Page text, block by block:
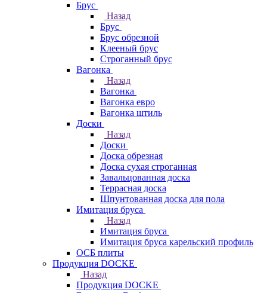
Брус
Назад
Брус
Брус обрезной
Клееный брус
Строганный брус
Вагонка
Назад
Вагонка
Вагонка евро
Вагонка штиль
Доски
Назад
Доски
Доска обрезная
Доска сухая строганная
Завальцованная доска
Террасная доска
Шпунтованная доска для пола
Имитация бруса
Назад
Имитация бруса
Имитация бруса карельский профиль
ОСБ плиты
Продукция DOCKE
Назад
Продукция DOCKE